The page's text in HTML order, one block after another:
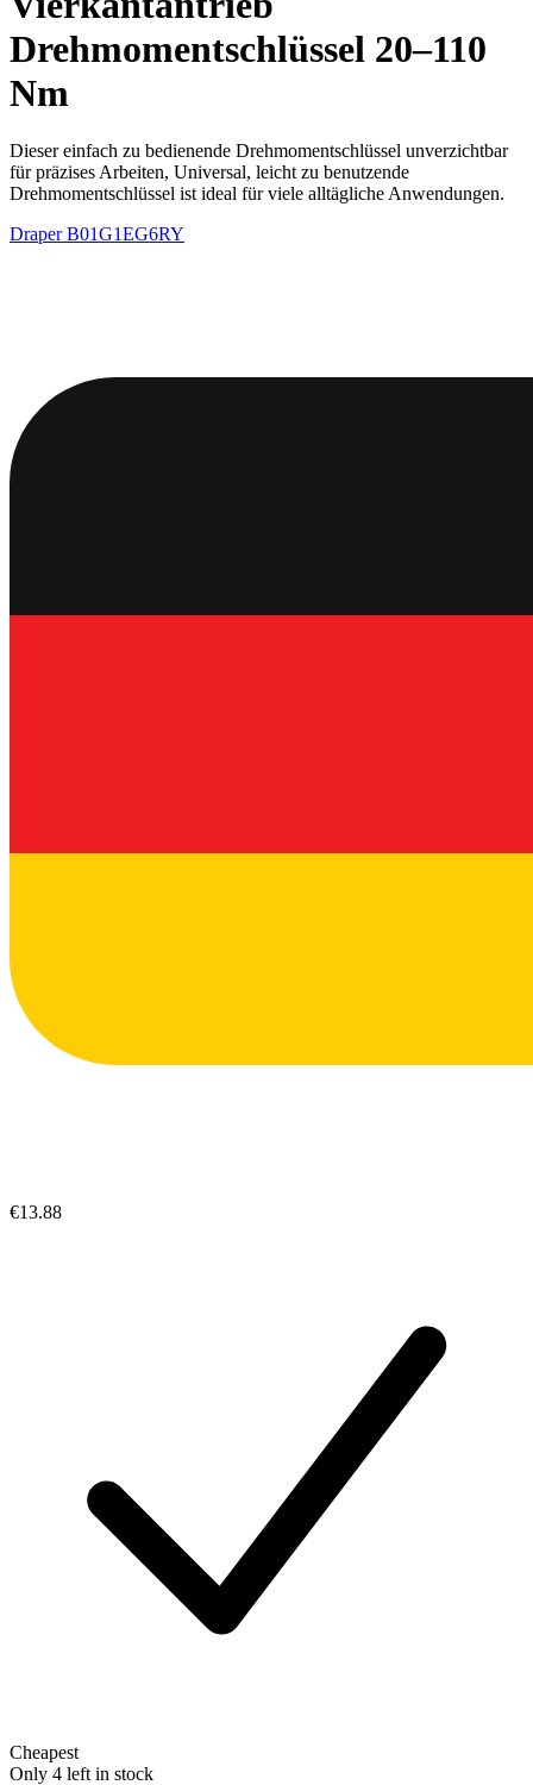
Drehmomentschlüssel 20–110
Nm
Dieser einfach zu bedienende Drehmomentschlüssel unverzichtbar
für präzises Arbeiten, Universal, leicht zu benutzende
Drehmomentschlüssel ist ideal für viele alltägliche Anwendungen.
DraperB01G1EG6RY
€13.88
Cheapest
Only 4 left in stock